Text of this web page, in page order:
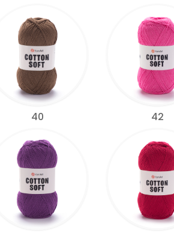
40 42